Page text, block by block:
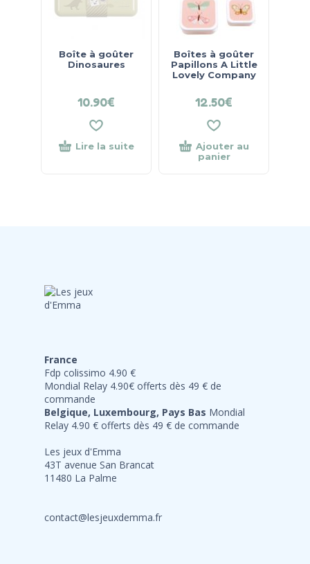
Boîte à goûter
Dinosaures
10.90€
Lire la suite
Boîtes à goûter
Papillons A Little
Lovely Company
12.50€
Ajouter au
panier
France
Fdp colissimo 4.90 €
Mondial Relay 4.90€ offerts dès 49 € de
commande
Belgique, Luxembourg, Pays Bas Mondial
Relay 4.90 € offerts dès 49 € de commande
Les jeux d'Emma
43T avenue San Brancat
11480 La Palme
contact@lesjeuxdemma.fr